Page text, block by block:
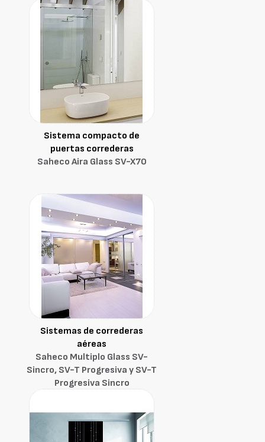
Sistema compacto de
puertas correderas
Saheco Aira Glass SV-X70
Sistemas de correderas
aéreas
Saheco Multiplo Glass SV-
Sincro, SV-T Progresiva y SV-T
Progresiva Sincro